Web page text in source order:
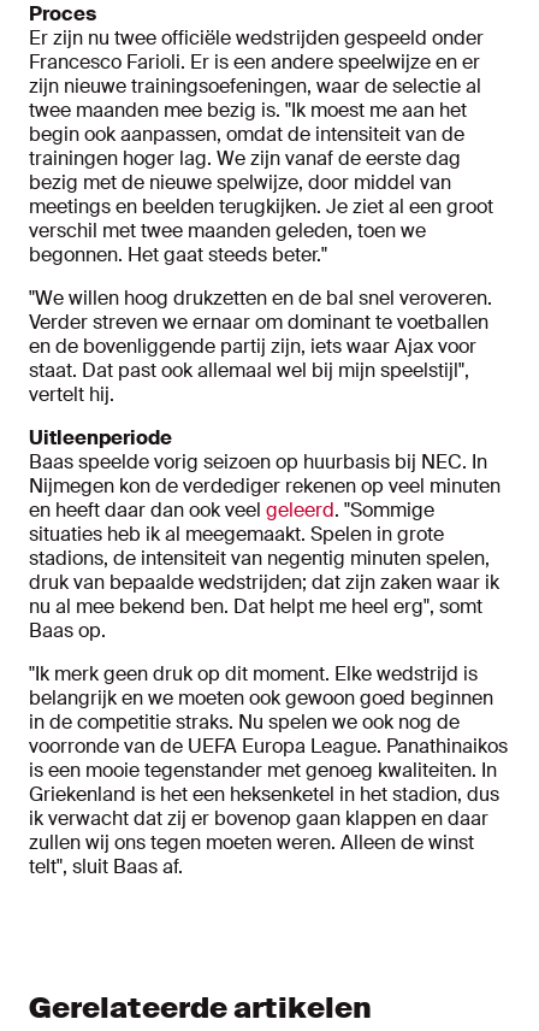
Proces
Er zijn nu twee officiële wedstrijden gespeeld onder
Francesco Farioli. Er is een andere speelwijze en er
zijn nieuwe trainingsoefeningen, waar de selectie al
twee maanden mee bezig is. "Ik moest me aan het
begin ook aanpassen, omdat de intensiteit van de
trainingen hoger lag. We zijn vanaf de eerste dag
bezig met de nieuwe spelwijze, door middel van
meetings en beelden terugkijken. Je ziet al een groot
verschil met twee maanden geleden, toen we
begonnen. Het gaat steeds beter."
"We willen hoog drukzetten en de bal snel veroveren.
Verder streven we ernaar om dominant te voetballen
en de bovenliggende partij zijn, iets waar Ajax voor
staat. Dat past ook allemaal wel bij mijn speelstijl",
vertelt hij.
Uitleenperiode
Baas speelde vorig seizoen op huurbasis bij NEC. In
Nijmegen kon de verdediger rekenen op veel minuten
en heeft daar dan ook veel geleerd. "Sommige
situaties heb ik al meegemaakt. Spelen in grote
stadions, de intensiteit van negentig minuten spelen,
druk van bepaalde wedstrijden; dat zijn zaken waar ik
nu al mee bekend ben. Dat helpt me heel erg", somt
Baas op.
"Ik merk geen druk op dit moment. Elke wedstrijd is
belangrijk en we moeten ook gewoon goed beginnen
in de competitie straks. Nu spelen we ook nog de
voorronde van de UEFA Europa League. Panathinaikos
is een mooie tegenstander met genoeg kwaliteiten. In
Griekenland is het een heksenketel in het stadion, dus
ik verwacht dat zij er bovenop gaan klappen en daar
zullen wij ons tegen moeten weren. Alleen de winst
telt", sluit Baas af.
Gerelateerde artikelen